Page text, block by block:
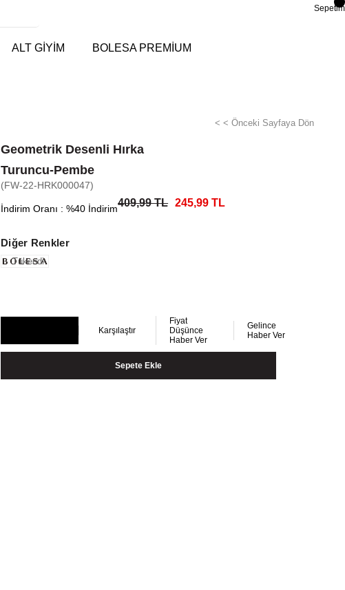
Sepetim
ALT GİYİM BOLESA PREMİUM
< < Önceki Sayfaya Dön
Geometrik Desenli Hırka
Turuncu-Pembe
(FW-22-HRK000047)
İndirim Oranı : %40 İndirim409,99 TL 245,99 TL
Diğer Renkler
Tükendi
Karşılaştır
Fiyat
Düşünce
Haber Ver
Gelince
Haber Ver